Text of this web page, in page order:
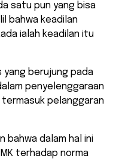
satu pun yang bisa
bahwa keadilan
ialah keadilan itu
berujung pada
penyelenggaraan
termasuk pelanggaran
bahwa dalam hal ini
terhadap norma